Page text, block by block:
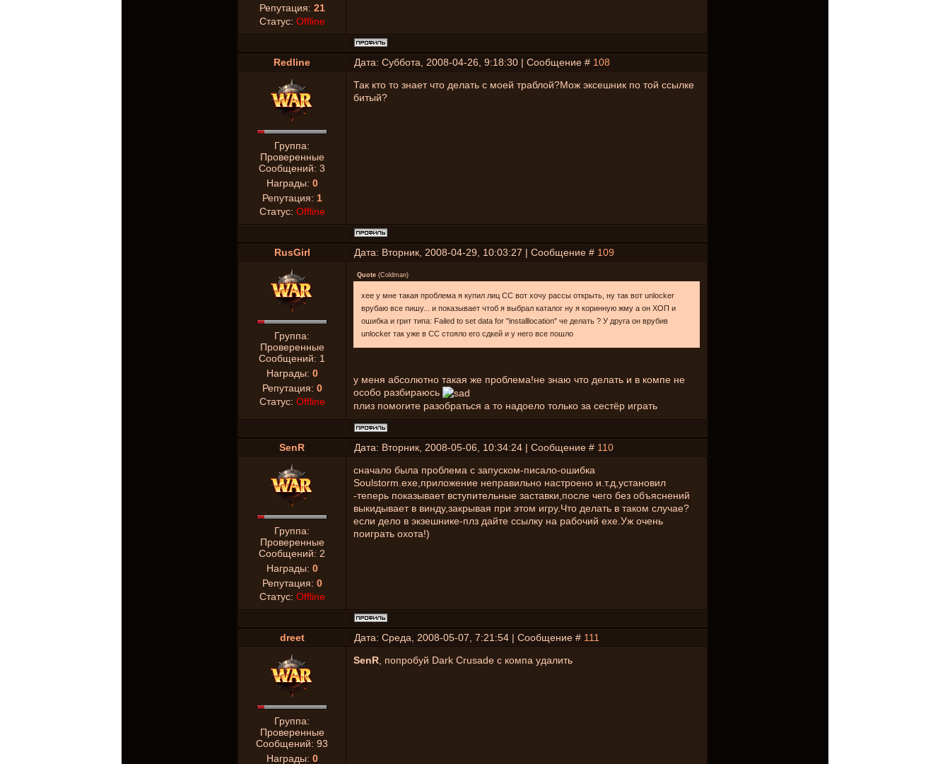
Репутация: 21
Статус: Offline
Redline Дата: Суббота, 2008-04-26, 9:18:30 | Сообщение # 108
Группа:
Проверенные
Сообщений: 3
Награды: 0
Репутация: 1
Статус: Offline
Так кто то знает что делать с моей траблой?Мож эксешник по той ссылке
битый?
RusGirl Дата: Вторник, 2008-04-29, 10:03:27 | Сообщение # 109
Группа:
Проверенные
Сообщений: 1
Награды: 0
Репутация: 0
Статус: Offline
Quote (Coldman)
хее у мне такая проблема я купил лиц СС вот хочу рассы открыть, ну так вот unlocker
врубаю все пишу... и показывает чтоб я выбрал каталог ну я коринную жму а он ХОП и
ошибка и грит типа: Failed to set data for "installlocation" че делать ? У друга он врубив
unlocker так уже в СС стояло его сдкей и у него все пошло
у меня абсолютно такая же проблема!не знаю что делать и в компе не
особо разбираюсь
плиз помогите разобраться а то надоело только за сестёр играть
SenR Дата: Вторник, 2008-05-06, 10:34:24 | Сообщение # 110
Группа:
Проверенные
Сообщений: 2
Награды: 0
Репутация: 0
Статус: Offline
сначало была проблема с запуском-писало-ошибка
Soulstorm.exe,приложение неправильно настроено и.т.д,установил
-теперь показывает вступительные заставки,после чего без объяснений
выкидывает в винду,закрывая при этом игру.Что делать в таком случае?
если дело в экзешнике-плз дайте ссылку на рабочий exe.Уж очень
поиграть охота!)
dreet Дата: Среда, 2008-05-07, 7:21:54 | Сообщение # 111
Группа:
Проверенные
Сообщений: 93
Награды: 0
SenR , попробуй Dark Crusade с компа удалить